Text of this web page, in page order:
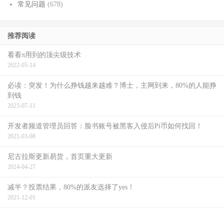
常见问题 (678)
推荐阅读
看看π用到的顶尖级技术
2022-05-14
必读：突发！为什么挣钱越来越难？博士，主网到来，80%的人能挣
到钱
2023-07-11
开发者频道管理员回答：脸书账号被黑客入侵后Pi币如何找回！
2021-03-08
尼古拉斯更新易货，首页重大更新
2024-04-27
减半？投票结果，80%的派友选择了yes！
2021-12-01